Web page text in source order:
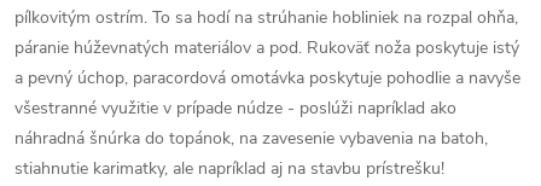
pílkovitým ostrím. To sa hodí na strúhanie hobliniek na rozpal ohňa,
páranie húževnatých materiálov a pod. Rukoväť noža poskytuje istý
a pevný úchop, paracordová omotávka poskytuje pohodlie a navyše
všestranné využitie v prípade núdze - poslúži napríklad ako
náhradná šnúrka do topánok, na zavesenie vybavenia na batoh,
stiahnutie karimatky, ale napríklad aj na stavbu prístrešku!